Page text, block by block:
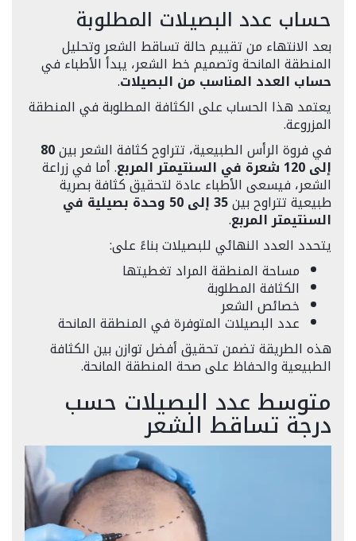
حساب عدد البصيلات المطلوبة
بعد الانتهاء من تقييم حالة تساقط الشعر وتحليل
المنطقة المانحة وتصميم خط الشعر، يبدأ الأطباء في
حساب العدد المناسب من البصيلات.
يعتمد هذا الحساب على الكثافة المطلوبة في المنطقة
المزروعة.
في فروة الرأس الطبيعية، تتراوح كثافة الشعر بين80
إلى 120 شعرة في السنتيمتر المربع . أما في زراعة
الشعر، فيسعى الأطباء عادة لتحقيق كثافة بصرية
طبيعية تتراوح بين 35 إلى 50 وحدة بصيلية في
السنتيمتر المربع.
يتحدد العدد النهائي للبصيلات بناءً على:
مساحة المنطقة المراد تغطيتها
الكثافة المطلوبة
خصائص الشعر
عدد البصيلات المتوفرة في المنطقة المانحة
هذه الطريقة تضمن تحقيق أفضل توازن بين الكثافة
الطبيعية والحفاظ على صحة المنطقة المانحة.
متوسط عدد البصيلات حسب
درجة تساقط الشعر